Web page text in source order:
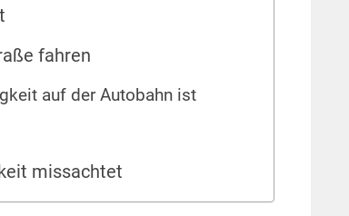
fahren
auf der Autobahn ist
missachtet